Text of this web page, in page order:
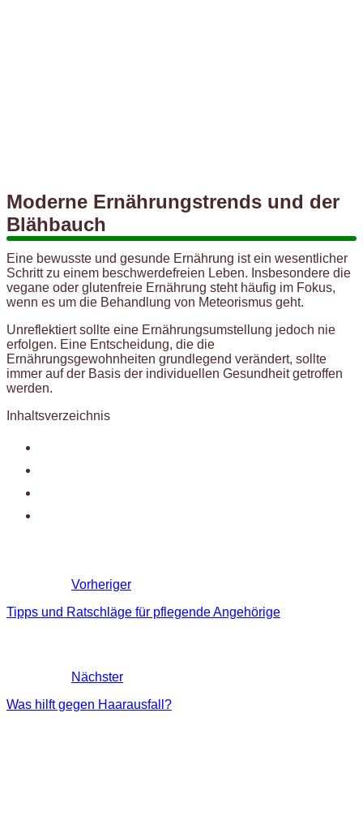
Moderne Ernährungstrends und der
Blähbauch
Eine bewusste und gesunde Ernährung ist ein wesentlicher
Schritt zu einem beschwerdefreien Leben. Insbesondere die
vegane oder glutenfreie Ernährung steht häufig im Fokus,
wenn es um die Behandlung von Meteorismus geht.
Unreflektiert sollte eine Ernährungsumstellung jedoch nie
erfolgen. Eine Entscheidung, die die
Ernährungsgewohnheiten grundlegend verändert, sollte
immer auf der Basis der individuellen Gesundheit getroffen
werden.
Inhaltsverzeichnis
Vorheriger
Tipps und Ratschläge für pflegende Angehörige
Nächster
Was hilft gegen Haarausfall?